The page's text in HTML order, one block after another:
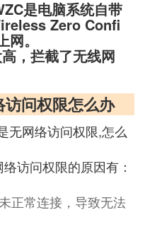
是电脑系统自带
Zero Confi
。
，拦截了无线网
问权限怎么办
无网络访问权限,怎么
访问权限的原因有：
正常连接，导致无法